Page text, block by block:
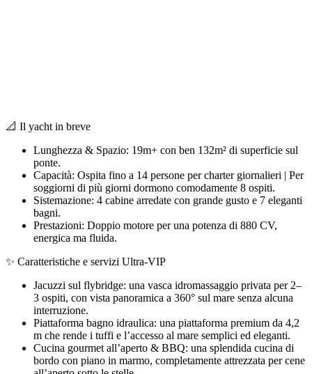
📐 Il yacht in breve
Lunghezza & Spazio: 19m+ con ben 132m² di superficie sul
ponte.
Capacità: Ospita fino a 14 persone per charter giornalieri | Per
soggiorni di più giorni dormono comodamente 8 ospiti.
Sistemazione: 4 cabine arredate con grande gusto e 7 eleganti
bagni.
Prestazioni: Doppio motore per una potenza di 880 CV,
energica ma fluida.
✨ Caratteristiche e servizi Ultra-VIP
Jacuzzi sul flybridge: una vasca idromassaggio privata per 2–
3 ospiti, con vista panoramica a 360° sul mare senza alcuna
interruzione.
Piattaforma bagno idraulica: una piattaforma premium da 4,2
m che rende i tuffi e l’accesso al mare semplici ed eleganti.
Cucina gourmet all’aperto & BBQ: una splendida cucina di
bordo con piano in marmo, completamente attrezzata per cene